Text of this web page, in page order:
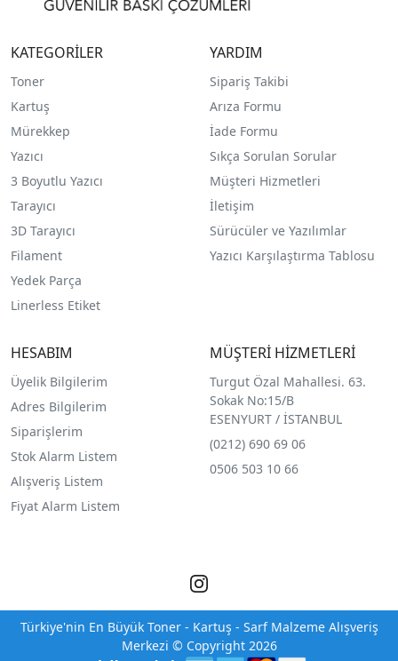
KATEGORİLER
Toner
Kartuş
Mürekkep
Yazıcı
3 Boyutlu Yazıcı
Tarayıcı
3D Tarayıcı
Filament
Yedek Parça
Linerless Etiket
YARDIM
Sipariş Takibi
Arıza Formu
İade Formu
Sıkça Sorulan Sorular
Müşteri Hizmetleri
İletişim
Sürücüler ve Yazılımlar
Yazıcı Karşılaştırma Tablosu
HESABIM
Üyelik Bilgilerim
Adres Bilgilerim
Siparişlerim
Stok Alarm Listem
Alışveriş Listem
Fiyat Alarm Listem
MÜŞTERİ HİZMETLERİ
Turgut Özal Mahallesi. 63.
Sokak No:15/B
ESENYURT / İSTANBUL
(0212) 690 69 06
0506 503 10 66
Türkiye'nin En Büyük Toner - Kartuş - Sarf Malzeme Alışveriş
Merkezi © Copyright 2026